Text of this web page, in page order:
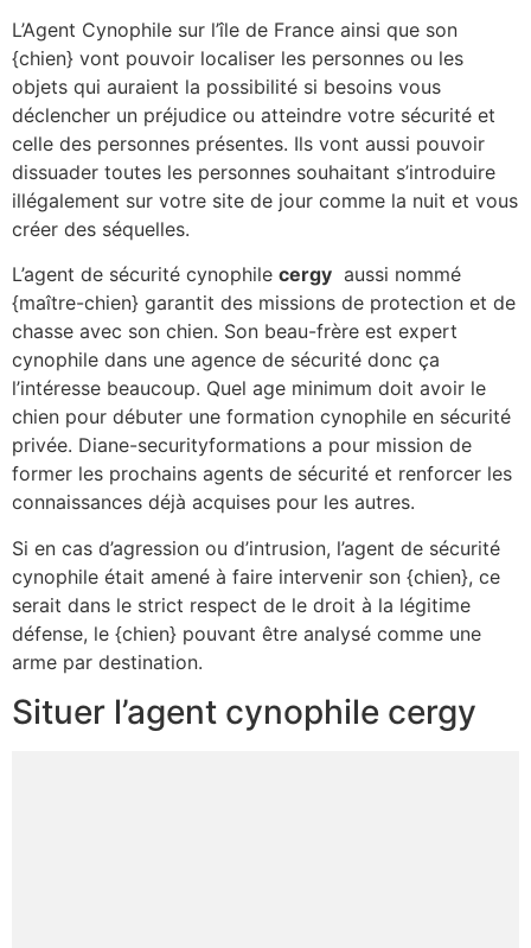
L’Agent Cynophile sur l’île de France ainsi que son
{chien} vont pouvoir localiser les personnes ou les
objets qui auraient la possibilité si besoins vous
déclencher un préjudice ou atteindre votre sécurité et
celle des personnes présentes. Ils vont aussi pouvoir
dissuader toutes les personnes souhaitant s’introduire
illégalement sur votre site de jour comme la nuit et vous
créer des séquelles.
L’agent de sécurité cynophile cergy aussi nommé
{maître-chien} garantit des missions de protection et de
chasse avec son chien. Son beau-frère est expert
cynophile dans une agence de sécurité donc ça
l’intéresse beaucoup. Quel age minimum doit avoir le
chien pour débuter une formation cynophile en sécurité
privée. Diane-securityformations a pour mission de
former les prochains agents de sécurité et renforcer les
connaissances déjà acquises pour les autres.
Si en cas d’agression ou d’intrusion, l’agent de sécurité
cynophile était amené à faire intervenir son {chien}, ce
serait dans le strict respect de le droit à la légitime
défense, le {chien} pouvant être analysé comme une
arme par destination.
Situer l’agent cynophile cergy